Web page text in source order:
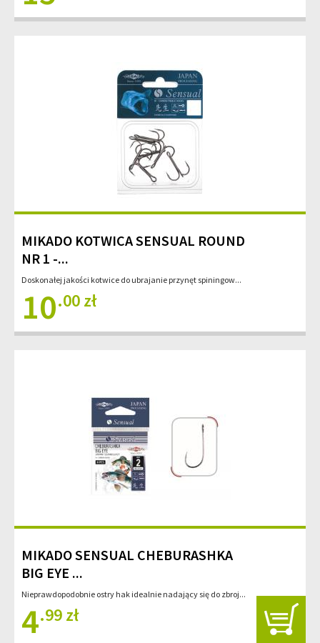
MIKADO KOTWICA SENSUAL ROUND
NR 1 -...
Doskonałej jakości kotwice do ubrajanie przynęt spiningow...
10.00 zł
MIKADO SENSUAL CHEBURASHKA
BIG EYE ...
Nieprawdopodobnie ostry hak idealnie nadający się do zbroj...
4.99 zł